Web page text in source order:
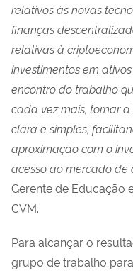
relativos às novas
finanças
relativas à
investimentos em
encontro do trabalho
cada vez mais, tornar
clara e simples,
aproximação com o
acesso ao mercado de
Gerente de Educação
CVM.
Para alcançar o
grupo de trabalho